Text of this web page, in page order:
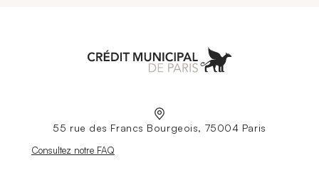
55 rue des Francs Bourgeois, 75004 Paris
Nouvelle fenêtre
Consultez notre FAQ